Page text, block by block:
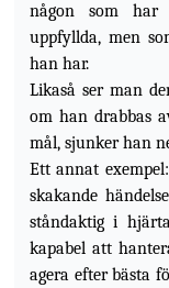
någon som har
uppfyllda, men
han har.
Likaså ser man
om han drabbas
mål, sjunker han
Ett annat
skakande
ståndaktig i
kapabel att
agera efter bästa